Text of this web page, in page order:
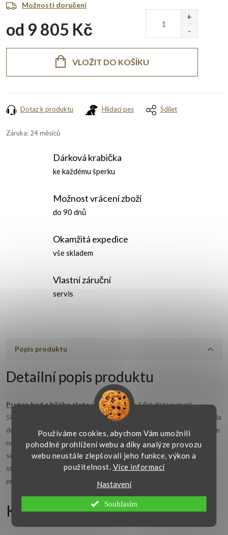
Používáme cookies, abychom Vám umožnili
pohodlné prohlížení webu a díky analýze provozu
webu neustále zlepšovali jeho funkce, výkon a
použitelnost. Více informací
Nastavení
Souhlasím
Možnosti doručení
od 9 805 Kč
VLOŽIT DO KOŠÍKU
Dotaz k produktu Hlídací pes Sdílet
Záruka: 24 měsíců
Dárková krabička
ke každému šperku
Možnost vrácení zboží
do 90 dnů
Okamžitá expedice
vše skladem
Vlastní záruční
servis
Popis produktu
Detailní popis produktu
Prsten had z bílého zlataje vyrobený ze 14kt zlata ryzosti
585/1000 a má lesklé provedení doplněné jemnou rytinou. Tvar hada
dodává šperku výraznější a originálnější vzhled, přitom zůstává dobře
nositelný i pro běžný den. Bílé zlato působí čistě a elegantně, takže
se prsten snadno kombinuje s dalšími šperky z bílého zlata nebo
stříbra. Model je vhodný pro ženy i dívky, které hledají netradiční
prsten bez kamene s výrazným motivem.
Klíčové vlastnosti